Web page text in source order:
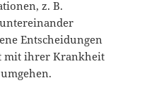
z. B.
Entscheidungen
mit ihrer Krankheit